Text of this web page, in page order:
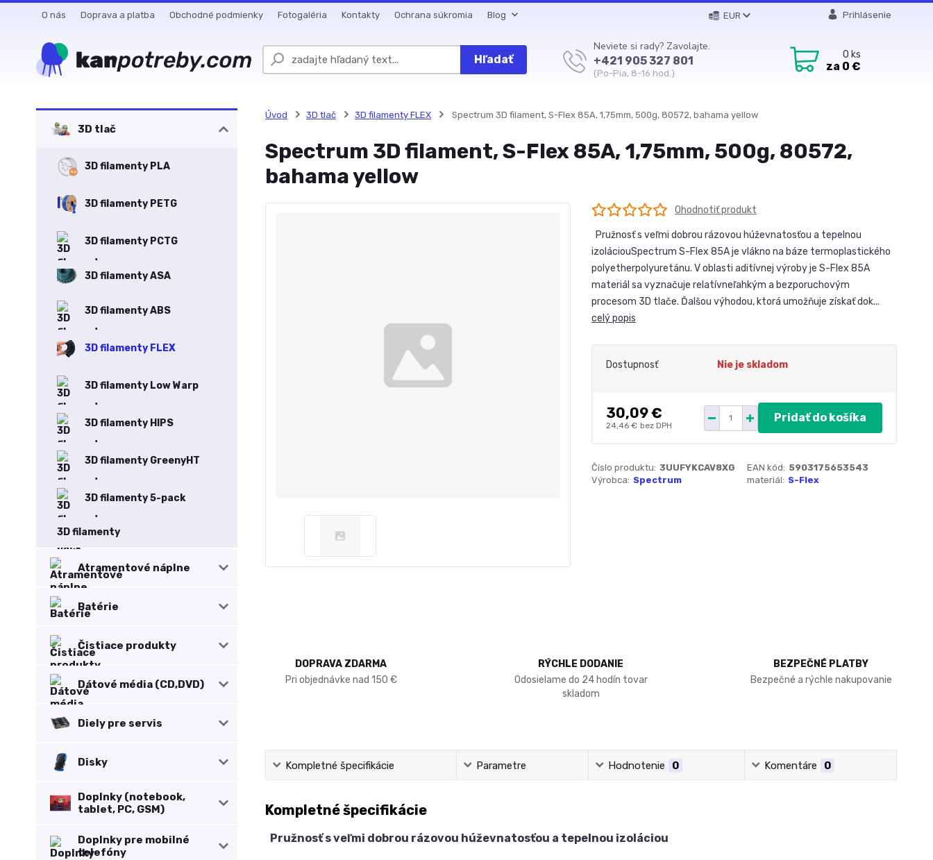
O nás Doprava a platba Obchodné podmienky Fotogaléria Kontakty Ochrana súkromia Blog EUR Prihlásenie
Hľadať
Neviete si rady? Zavolajte.
+421 905 327 801
(Po-Pia, 8-16 hod.)
0 ks
za 0 €
3D tlač
3D filamenty PLA
3D filamenty PETG
3D filamenty PCTG
3D filamenty ASA
3D filamenty ABS
3D filamenty FLEX
3D filamenty Low Warp
3D filamenty HIPS
3D filamenty GreenyHT
3D filamenty 5-pack
3D filamenty
Atramentové náplne
Batérie
Čistiace produkty
Dátové média (CD,DVD)
Diely pre servis
Disky
Doplnky (notebook,
tablet, PC, GSM)
Doplnky pre mobilné
telefóny
Úvod 3D tlač 3D filamenty FLEX Spectrum 3D filament, S-Flex 85A, 1,75mm, 500g, 80572, bahama yellow
Spectrum 3D filament, S-Flex 85A, 1,75mm, 500g, 80572,
bahama yellow
Ohodnotiť produkt
Pružnosť s veľmi dobrou rázovou húževnatosťou a tepelnou
izoláciouSpectrum S-Flex 85A je vlákno na báze termoplastického
polyetherpolyuretánu. V oblasti aditívnej výroby je S-Flex 85A
materiál sa vyznačuje relatívneľahkým a bezporuchovým
procesom 3D tlače. Ďalšou výhodou, ktorá umožňuje získať dok...
celý popis
Dostupnosť Nie je skladom
30,09 €
24,46 € bez DPH
Pridať do košíka
Číslo produktu: 3UUFYKCAV8XG EAN kód: 5903175653543
Výrobca: Spectrum materiál: S-Flex
DOPRAVA ZDARMA
Pri objednávke nad 150 €
RÝCHLE DODANIE
Odosielame do 24 hodín tovar
skladom
BEZPEČNÉ PLATBY
Bezpečné a rýchle nakupovanie
Kompletné špecifikácie Parametre Hodnotenie 0 Komentáre 0
Kompletné špecifikácie
Pružnosť s veľmi dobrou rázovou húževnatosťou a tepelnou izoláciou